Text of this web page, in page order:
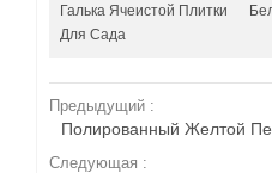
Галька Ячеистой Плитки
Для Сада
Предыдущий :
Полированный Желтой
Следующая :